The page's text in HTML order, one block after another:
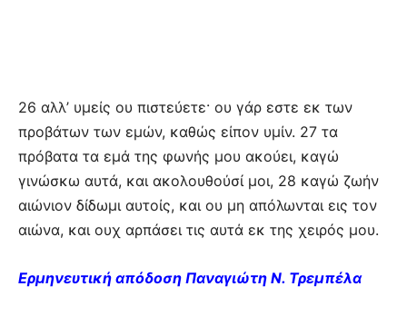
26 αλλ’ υμείς ου πιστεύετε· ου γάρ εστε εκ των
προβάτων των εμών, καθώς είπον υμίν. 27 τα
πρόβατα τα εμά της φωνής μου ακούει, καγώ
γινώσκω αυτά, και ακολουθούσί μοι, 28 καγώ ζωήν
αιώνιον δίδωμι αυτοίς, και ου μη απόλωνται εις τον
αιώνα, και ουχ αρπάσει τις αυτά εκ της χειρός μου.
Ερμηνευτική απόδοση Παναγιώτη Ν. Τρεμπέλα